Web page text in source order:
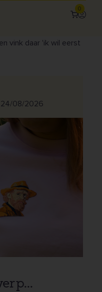
0
onze handige
te
vink daar 'ik wil eerst
24/08/2026